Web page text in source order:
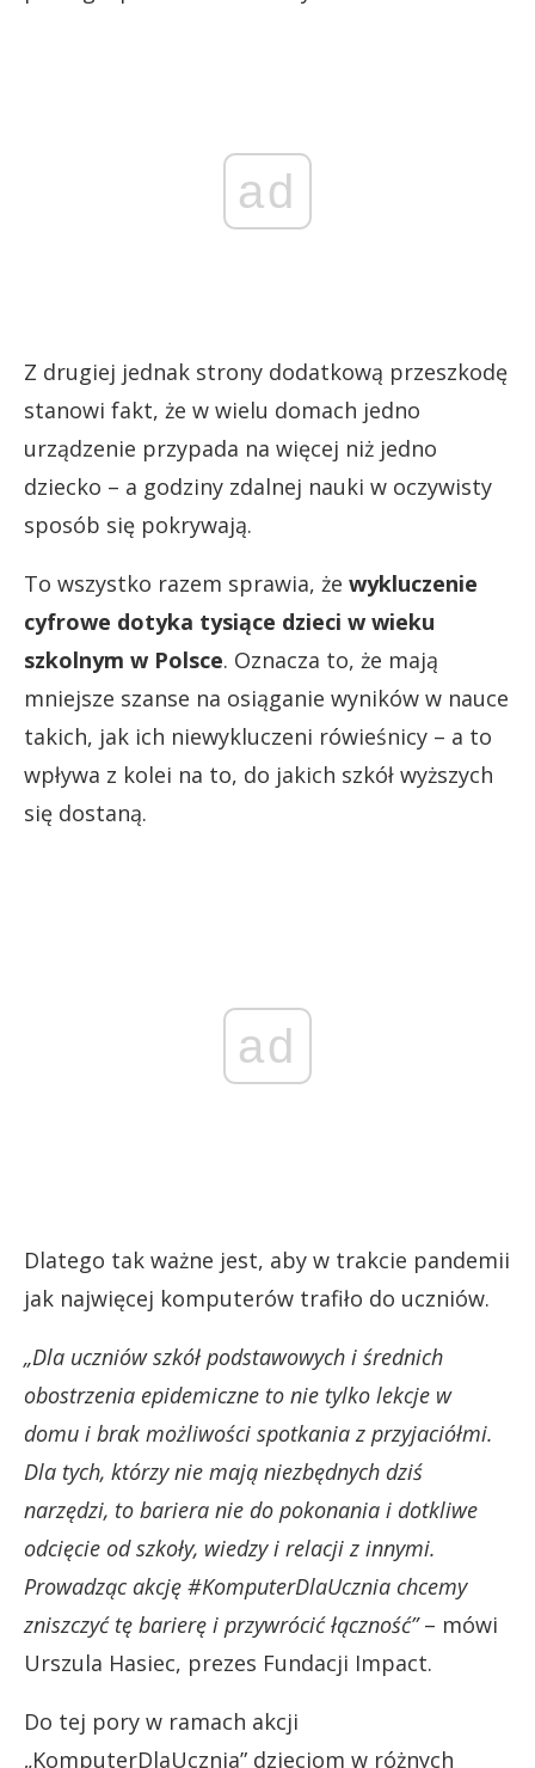
ad
Z drugiej jednak strony dodatkową przeszkodę
stanowi fakt, że w wielu domach jedno
urządzenie przypada na więcej niż jedno
dziecko – a godziny zdalnej nauki w oczywisty
sposób się pokrywają.
To wszystko razem sprawia, że wykluczenie
cyfrowe dotyka tysiące dzieci w wieku
szkolnym w Polsce. Oznacza to, że mają
mniejsze szanse na osiąganie wyników w nauce
takich, jak ich niewykluczeni rówieśnicy – a to
wpływa z kolei na to, do jakich szkół wyższych
się dostaną.
ad
Dlatego tak ważne jest, aby w trakcie pandemii
jak najwięcej komputerów trafiło do uczniów.
„Dla uczniów szkół podstawowych i średnich
obostrzenia epidemiczne to nie tylko lekcje w
domu i brak możliwości spotkania z przyjaciółmi.
Dla tych, którzy nie mają niezbędnych dziś
narzędzi, to bariera nie do pokonania i dotkliwe
odcięcie od szkoły, wiedzy i relacji z innymi.
Prowadząc akcję #KomputerDlaUcznia chcemy
zniszczyć tę barierę i przywrócić łączność”– mówi
Urszula Hasiec, prezes Fundacji Impact.
Do tej pory w ramach akcji
„KomputerDlaUcznia” dzieciom w różnych